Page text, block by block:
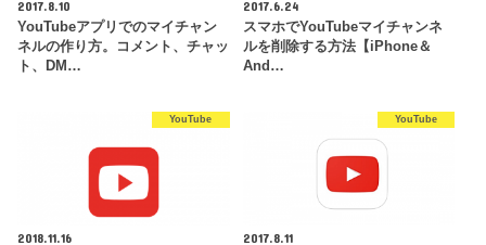
2017.8.10
YouTubeアプリでのマイチャン
ネルの作り方。コメント、チャッ
ト、DM…
2017.6.24
スマホでYouTubeマイチャンネ
ルを削除する方法【iPhone＆
And…
YouTube
2018.11.16
YouTube
2017.8.11